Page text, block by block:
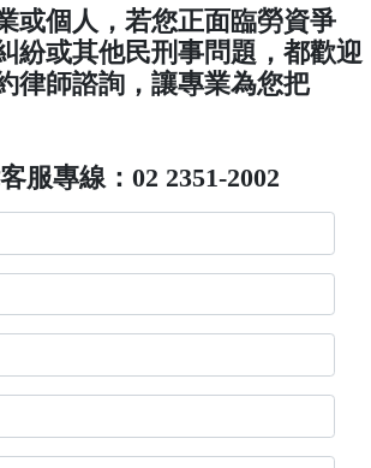
或個人，若您正面臨勞資爭
紛或其他民刑事問題，都歡迎
律師諮詢，讓專業為您把
服專線：02 2351-2002